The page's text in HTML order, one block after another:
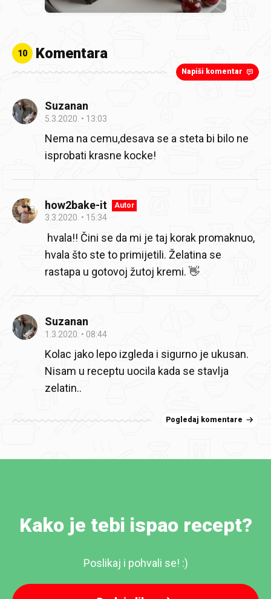
10 Komentara
Napiši komentar
Suzanan
5.3.2020. 13:03
Nema na cemu,desava se a steta bi bilo ne
isprobati krasne kocke!
how2bake-it Autor
3.3.2020. 15:34
hvala!! Čini se da mi je taj korak promaknuo,
hvala što ste to primijetili. Želatina se
rastapa u gotovoj žutoj kremi. 👋
Suzanan
1.3.2020. 08:44
Kolac jako lepo izgleda i sigurno je ukusan.
Nisam u receptu uocila kada se stavlja
zelatin..
Pogledaj komentare
Kako je tebi ispao recept?
Poslikaj i pohvali se! :)